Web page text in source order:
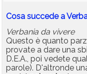
Cosa succede a
Verbania da vivere
Questo è quanto
provate a dare una
D.E.A., poi vedete
parole). D'altronde